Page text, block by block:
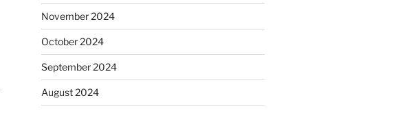
November 2024
October 2024
September 2024
August 2024